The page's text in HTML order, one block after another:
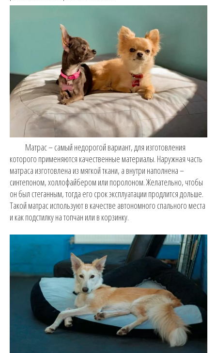
Матрас – самый недорогой вариант, для изготовления
которого применяются качественные материалы. Наружная часть
матраса изготовлена из мягкой ткани, а внутри наполнена –
синтепоном, холлофайбером или поролоном. Желательно, чтобы
он был стеганным, тогда его срок эксплуатации продлится дольше.
Такой матрас используют в качестве автономного спального места
и как подстилку на топчан или в корзинку.